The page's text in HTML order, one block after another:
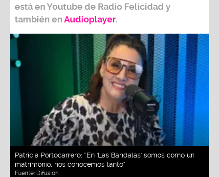
está en Youtube de Radio Felicidad y
también enAudioplayer.
Patricia Portocarrero: “En 'Las Bandalas' somos como un
matrimonio, nos conocemos tanto"
Fuente: Difusión